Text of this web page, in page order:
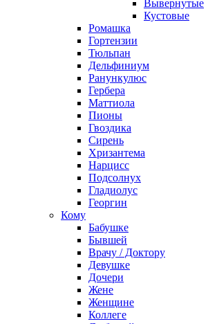
Вывернутые
Кустовые
Ромашка
Гортензии
Тюльпан
Дельфиниум
Ранункулюс
Гербера
Маттиола
Пионы
Гвоздика
Сирень
Хризантема
Нарцисс
Подсолнух
Гладиолус
Георгин
Кому
Бабушке
Бывшей
Врачу / Доктору
Девушке
Дочери
Жене
Женщине
Коллеге